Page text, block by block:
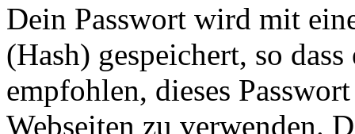
Dein Passwort wird mit
(Hash) gespeichert, so
empfohlen, dieses
Webseiten zu verwenden.